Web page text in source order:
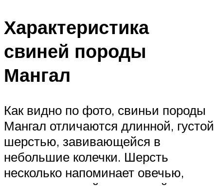
Характеристика
свиней породы
Мангал
Как видно по фото, свиньи породы
Мангал отличаются длинной, густой
шерстью, завивающейся в
небольшие колечки. Шерсть
несколько напоминает овечью,